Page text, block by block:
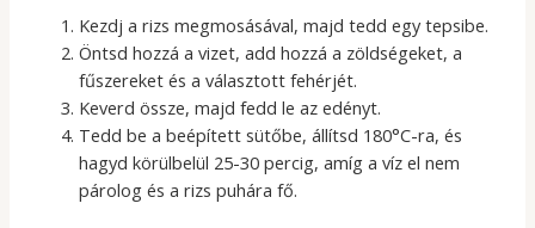
Kezdj a rizs megmosásával, majd tedd egy tepsibe.
Öntsd hozzá a vizet, add hozzá a zöldségeket, a
fűszereket és a választott fehérjét.
Keverd össze, majd fedd le az edényt.
Tedd be a beépített sütőbe, állítsd 180°C-ra, és
hagyd körülbelül 25-30 percig, amíg a víz el nem
párolog és a rizs puhára fő.